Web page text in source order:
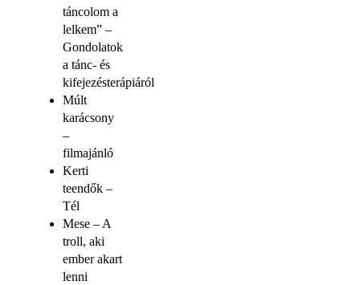
táncolom a
lelkem” –
Gondolatok
a tánc- és
kifejezésterápiáról
Múlt
karácsony
–
filmajánló
Kerti
teendők –
Tél
Mese – A
troll, aki
ember akart
lenni